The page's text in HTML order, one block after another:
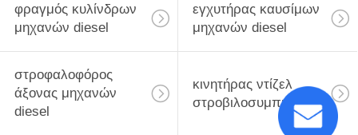
φραγμός κυλίνδρων
μηχανών diesel
εγχυτήρας καυσίμων
μηχανών diesel
στροφαλοφόρος
άξονας μηχανών
diesel
κινητήρας ντίζελ
στροβιλοσυμπιεστή